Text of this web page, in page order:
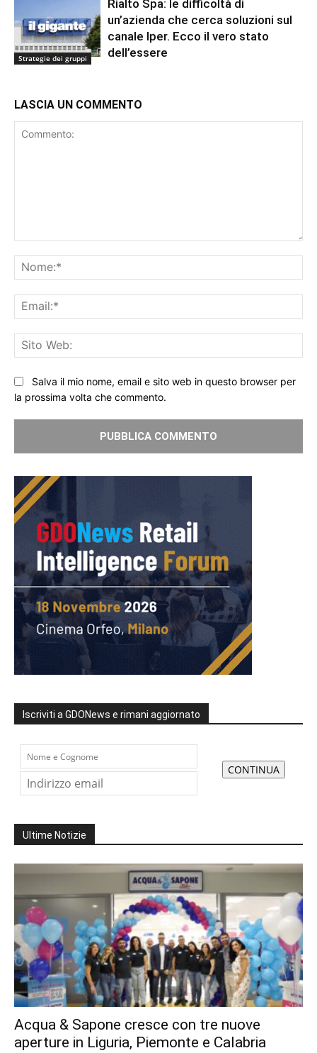
Strategie dei gruppi
Rialto Spa: le difficoltà di
un’azienda che cerca soluzioni sul
canale Iper. Ecco il vero stato
dell’essere
LASCIA UN COMMENTO
Salva il mio nome, email e sito web in questo browser per
la prossima volta che commento.
Iscriviti a GDONews e rimani aggiornato
Ultime Notizie
Acqua & Sapone cresce con tre nuove
aperture in Liguria, Piemonte e Calabria